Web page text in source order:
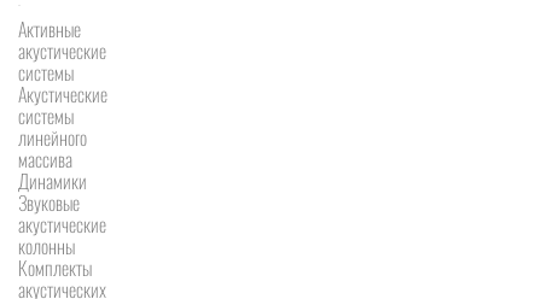
Активные
акустические
системы
Акустические
системы
линейного
массива
Динамики
Звуковые
акустические
колонны
Комплекты
акустических